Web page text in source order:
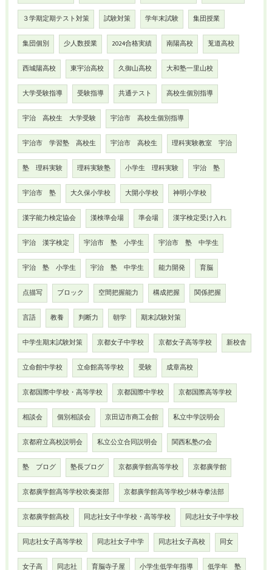
３学期定期テスト対策 試験対策 学年末試験 集団授業
集団個別 少人数授業 2024合格実績 南陽高校 莵道高校
西城陽高校 東宇治高校 久御山高校 大和塾一里山校
大学受験指導 受験指導 共通テスト 高校生個別指導
宇治 高校生 大学受験 宇治市 高校生個別指導
宇治市 学習塾 高校生 宇治市 高校生 理科実験教室 宇治
塾 理科実験 理科実験塾 小学生 理科実験 宇治 塾
宇治市 塾 大久保小学校 大開小学校 神明小学校
漢字能力検定協会 漢検準会場 準会場 漢字検定受け入れ
宇治 漢字検定 宇治市 塾 小学生 宇治市 塾 中学生
宇治 塾 小学生 宇治 塾 中学生 能力開発 育脳
点描写 ブロック 空間把握能力 構成把握 関係把握
言語 教養 判断力 朝学 期末試験対策
中学生期末試験対策 京都女子中学校 京都女子高等学校 新校舎
立命館中学校 立命館高等学校 受験 成章高校
京都国際中学校・高等学校 京都国際中学校 京都国際高等学校
相談会 個別相談会 京田辺市商工会館 私立中学説明会
京都府立高校説明会 私立公立合同説明会 関西私塾の会
塾 ブログ 塾長ブログ 京都廣学館高等学校 京都廣学館
京都廣学館高等学校吹奏楽部 京都廣学館高等学校少林寺拳法部
京都廣学館高校 同志社女子中学校・高等学校 同志社女子中学校
同志社女子高等学校 同志社女子中学 同志社女子高校 同女
女子高 同志社 育脳寺子屋 小学生低学年指導 低学年 塾